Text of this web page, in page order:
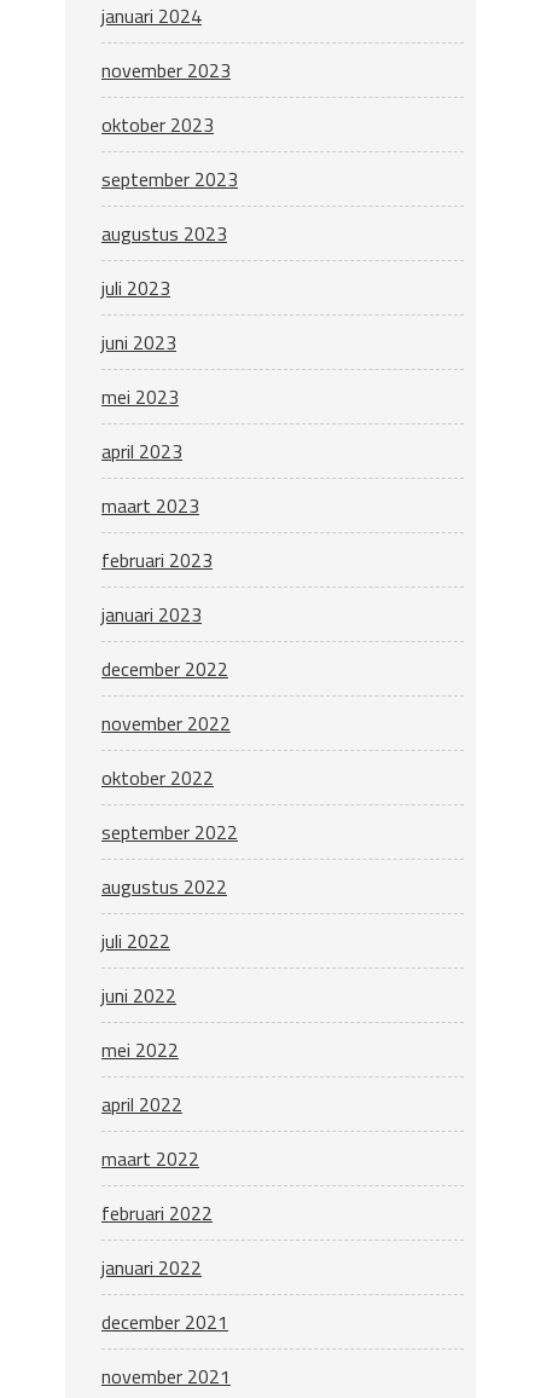
januari 2024
november 2023
oktober 2023
september 2023
augustus 2023
juli 2023
juni 2023
mei 2023
april 2023
maart 2023
februari 2023
januari 2023
december 2022
november 2022
oktober 2022
september 2022
augustus 2022
juli 2022
juni 2022
mei 2022
april 2022
maart 2022
februari 2022
januari 2022
december 2021
november 2021